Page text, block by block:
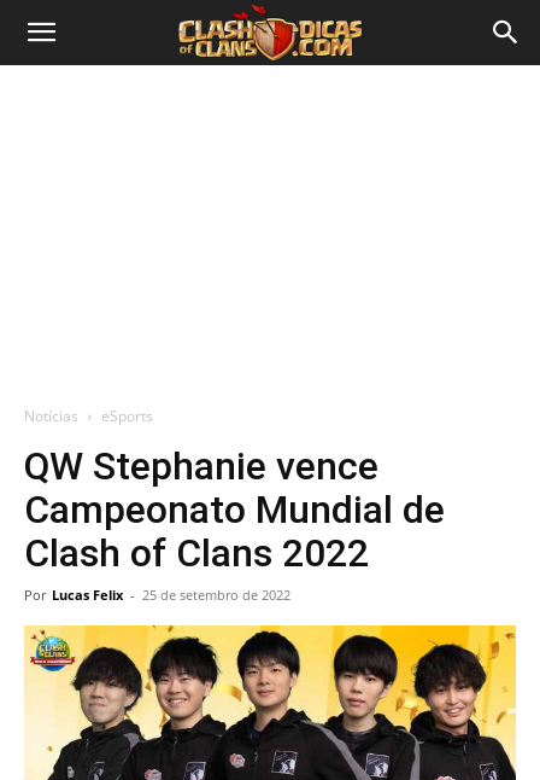
Notícias eSports
QW Stephanie vence
Campeonato Mundial de
Clash of Clans 2022
Por Lucas Felix - 25 de setembro de 2022